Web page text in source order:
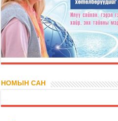
НОМЫН САН